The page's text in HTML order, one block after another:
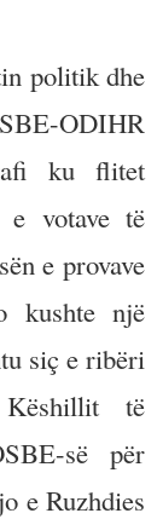
politik dhe
ODIHR
ku flitet
e votave të
e provave
kushte një
siç e ribëri
të
së për
e Ruzhdies